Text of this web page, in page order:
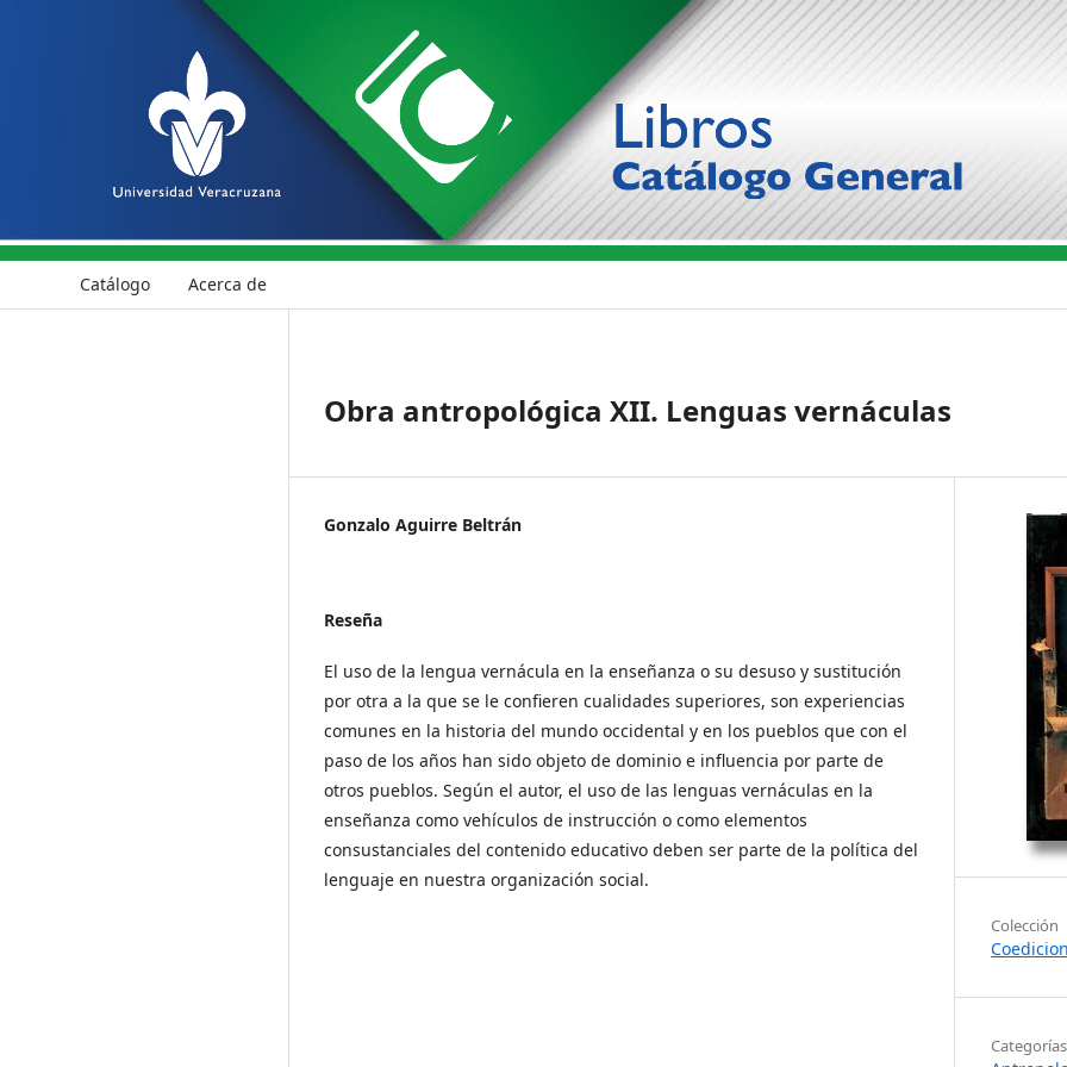
Catálogo Acerca de
Obra antropológica XII. Lenguas vernáculas
Gonzalo Aguirre Beltrán
Reseña
El uso de la lengua vernácula en la enseñanza o su desuso y sustitución
por otra a la que se le confieren cualidades superiores, son experiencias
comunes en la historia del mundo occidental y en los pueblos que con el
paso de los años han sido objeto de dominio e influencia por parte de
otros pueblos. Según el autor, el uso de las lenguas vernáculas en la
enseñanza como vehículos de instrucción o como elementos
consustanciales del contenido educativo deben ser parte de la política del
lenguaje en nuestra organización social.
Colección
Categorías